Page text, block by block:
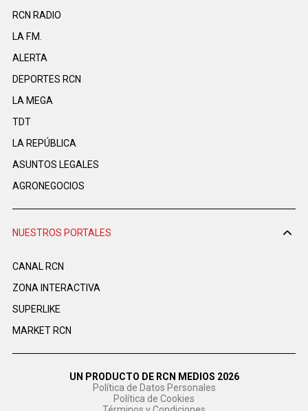
RCN RADIO
LA F.M.
ALERTA
DEPORTES RCN
LA MEGA
TDT
LA REPÚBLICA
ASUNTOS LEGALES
AGRONEGOCIOS
NUESTROS PORTALES
CANAL RCN
ZONA INTERACTIVA
SUPERLIKE
MARKET RCN
UN PRODUCTO DE RCN MEDIOS 2026
Política de Datos Personales
Política de Cookies